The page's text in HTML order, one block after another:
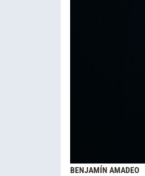
BENJAMÍN AMADEO